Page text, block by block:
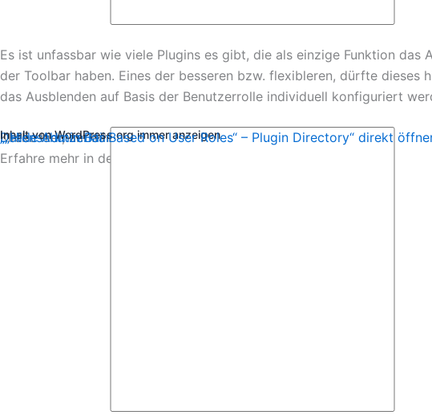
Es ist unfassbar wie viele Plugins es gibt, die als einzige Funktion das
der Toolbar haben. Eines der besseren bzw. flexibleren, dürfte dieses
das Ausblenden auf Basis der Benutzerrolle individuell konfiguriert
Klicke hier, um Inhalte von WordPress.org anzuzeigen.
Erfahre mehr in der
Datenschutzerklärung von WordPress.org
Inhalt von WordPress.org immer anzeigen
„„Hide Admin Bar Based on User Roles“ – Plugin Directory“ direkt